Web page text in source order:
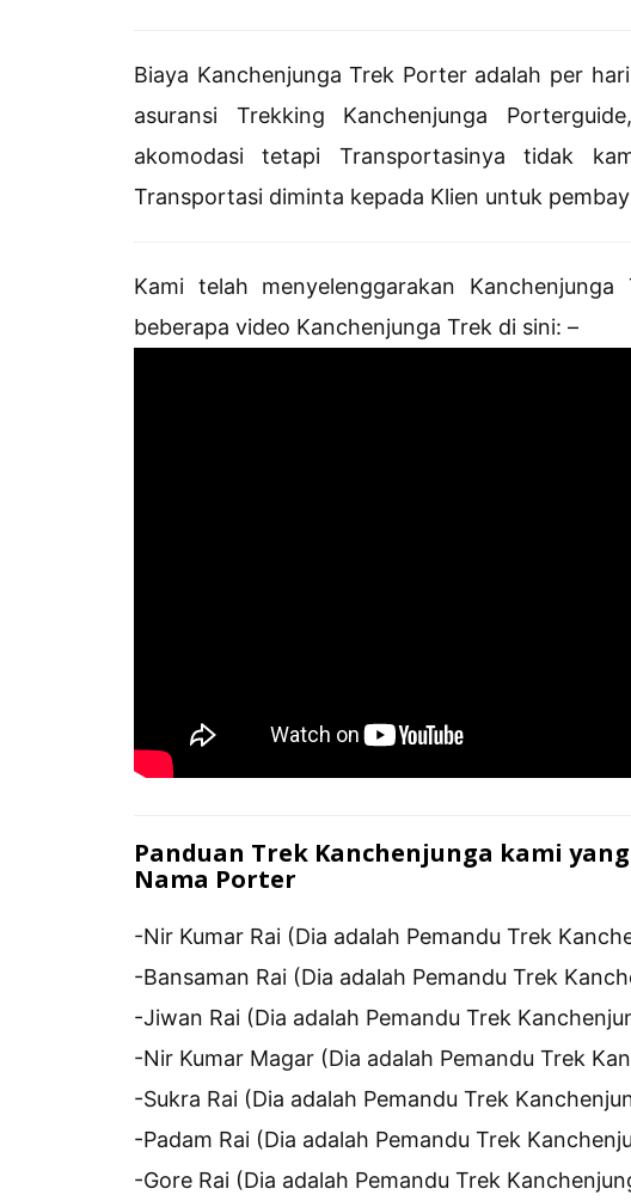
Biaya Kanchenjunga Trek Porter adalah per hari
asuransi Trekking Kanchenjunga
akomodasi tetapi Transportasinya tidak
Transportasi diminta kepada Klien untuk
Kami telah menyelenggarakan
beberapa video Kanchenjunga Trek di sini: –
Panduan Trek Kanchenjunga kami
Nama Porter
-Nir Kumar Rai (Dia adalah Pemandu Trek
-Bansaman Rai (Dia adalah Pemandu Trek
-Jiwan Rai (Dia adalah Pemandu Trek
-Nir Kumar Magar (Dia adalah Pemandu Trek
-Sukra Rai (Dia adalah Pemandu Trek
-Padam Rai (Dia adalah Pemandu Trek
-Gore Rai (Dia adalah Pemandu Trek